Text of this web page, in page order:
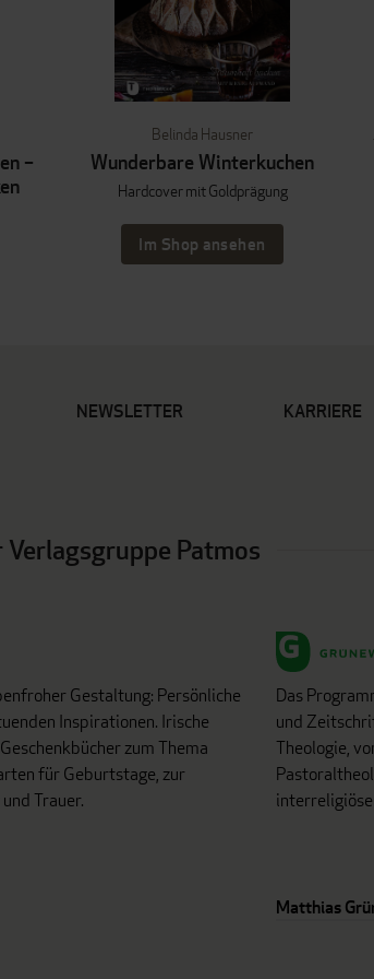
–
Belinda Hausner
Wunderbare Winterkuchen
Hardcover mit Goldprägung
Im Shop ansehen
NEWSLETTER KARRIERE
Verlagsgruppe Patmos
Gestaltung: Persönliche
Inspirationen. Irische
zum Thema
für Geburtstage, zur
Trauer.
Das
und
Theologie,
Matthias